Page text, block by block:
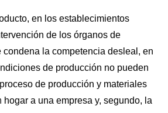
en los establecimientos
de los órganos de
la competencia desleal, en
de producción no pueden
de producción y materiales
a una empresa y, segundo, la